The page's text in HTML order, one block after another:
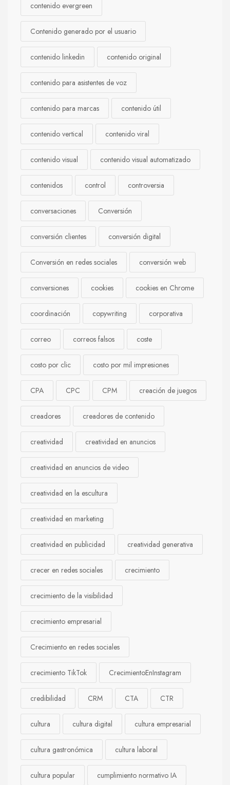
contenido evergreen
Contenido generado por el usuario
contenido linkedin contenido original
contenido para asistentes de voz
contenido para marcas contenido útil
contenido vertical contenido viral
contenido visual contenido visual automatizado
contenidos control controversia
conversaciones Conversión
conversión clientes conversión digital
Conversión en redes sociales conversión web
conversiones cookies cookies en Chrome
coordinación copywriting corporativa
correo correos falsos coste
costo por clic costo por mil impresiones
CPA CPC CPM creación de juegos
creadores creadores de contenido
creatividad creatividad en anuncios
creatividad en anuncios de video
creatividad en la escultura
creatividad en marketing
creatividad en publicidad creatividad generativa
crecer en redes sociales crecimiento
crecimiento de la visibilidad
crecimiento empresarial
Crecimiento en redes sociales
crecimiento TikTok CrecimientoEnInstagram
credibilidad CRM CTA CTR
cultura cultura digital cultura empresarial
cultura gastronómica cultura laboral
cultura popular cumplimiento normativo IA